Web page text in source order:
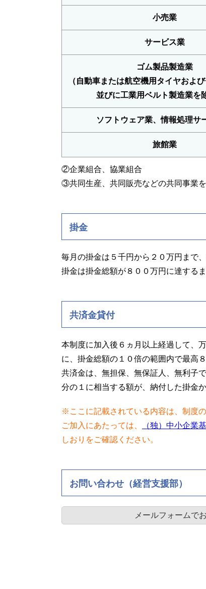
小売業
サービス業
ゴム製品製造業
（自動車または航空機用タイヤおよ
並びに工業用ベルト製造業を
ソフトウェア業、情報処理サ
旅館業
②企業組合、協業組合
③共同生産、共同販売などの共同事業
掛金
毎月の掛金は５千円から２０万円まで
掛金は掛金総額が８００万円に達する
共済金貸付
本制度に加入後６ヵ月以上経過して、
に、掛金総額の１０倍の範囲内で最高
共済金は、無担保、無保証人、無利子
分の１に相当する額が、納付した掛金
※ここに記載されている内容は、制度の
ご加入にあたっては、
（独）中小企業
しおりをご確認ください。
お問い合わせ（経営支援部）
メールフォームで